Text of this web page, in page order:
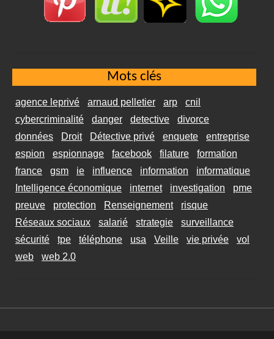
Mots clés
agence leprivé arnaud pelletier arp
cnil
cybercriminalité
danger detective
divorce
données
Droit Détective privé enquete
entreprise
espion
espionnage facebook filature
formation
france
gsm ie influence information
informatique
Intelligence économique
internet investigation
pme
preuve
protection Renseignement
risque
Réseaux sociaux
salarié strategie
surveillance
sécurité
tpe téléphone usa Veille vie privée
vol
web
web 2.0